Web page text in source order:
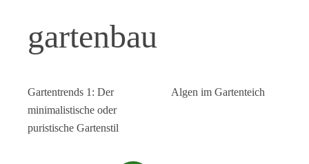
gartenbau
Gartentrends 1: Der
minimalistische oder
puristische Gartenstil
Algen im Gartenteich